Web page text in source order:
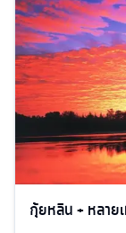
กุ้ยหลิน + หลาย